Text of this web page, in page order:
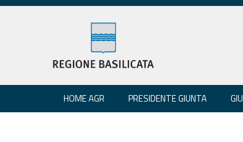
HOME AGR PRESIDENTE GIUNTA